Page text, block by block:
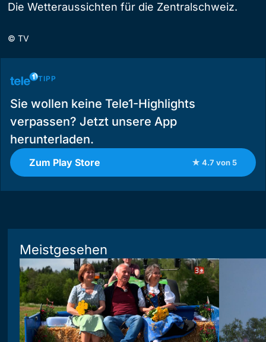
Die Wetteraussichten für die Zentralschweiz.
© TV
TIPP
Sie wollen keine Tele1-Highlights
verpassen? Jetzt unsere App
herunterladen.
Zum Play Store ★ 4.7 von 5
Meistgesehen